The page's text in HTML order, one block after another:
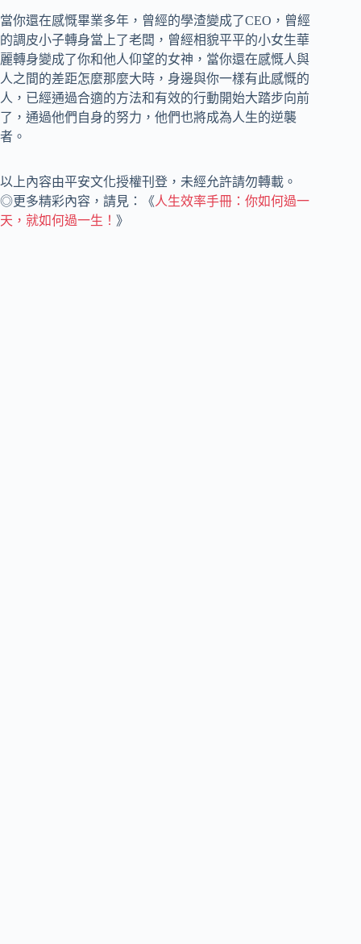
當你還在感慨畢業多年，曾經的學渣變成了CEO，曾經
的調皮小子轉身當上了老闆，曾經相貌平平的小女生華
麗轉身變成了你和他人仰望的女神，當你還在感慨人與
人之間的差距怎麼那麼大時，身邊與你一樣有此感慨的
人，已經通過合適的方法和有效的行動開始大踏步向前
了，通過他們自身的努力，他們也將成為人生的逆襲
者。
以上內容由平安文化授權刊登，未經允許請勿轉載。
◎更多精彩內容，請見：《人生效率手冊：你如何過一
天，就如何過一生！ 》